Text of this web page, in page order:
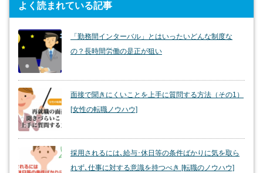
よく読まれている記事
「勤務間インターバル」とはいったいどんな制度な
の？長時間労働の是正が狙い
面接で聞きにくいことを上手に質問する方法（その1）
[女性の転職ノウハウ]
採用されるには､給与･休日等の条件ばかりに気を取ら
れず､仕事に対する意識を持つべき [転職のノウハウ]